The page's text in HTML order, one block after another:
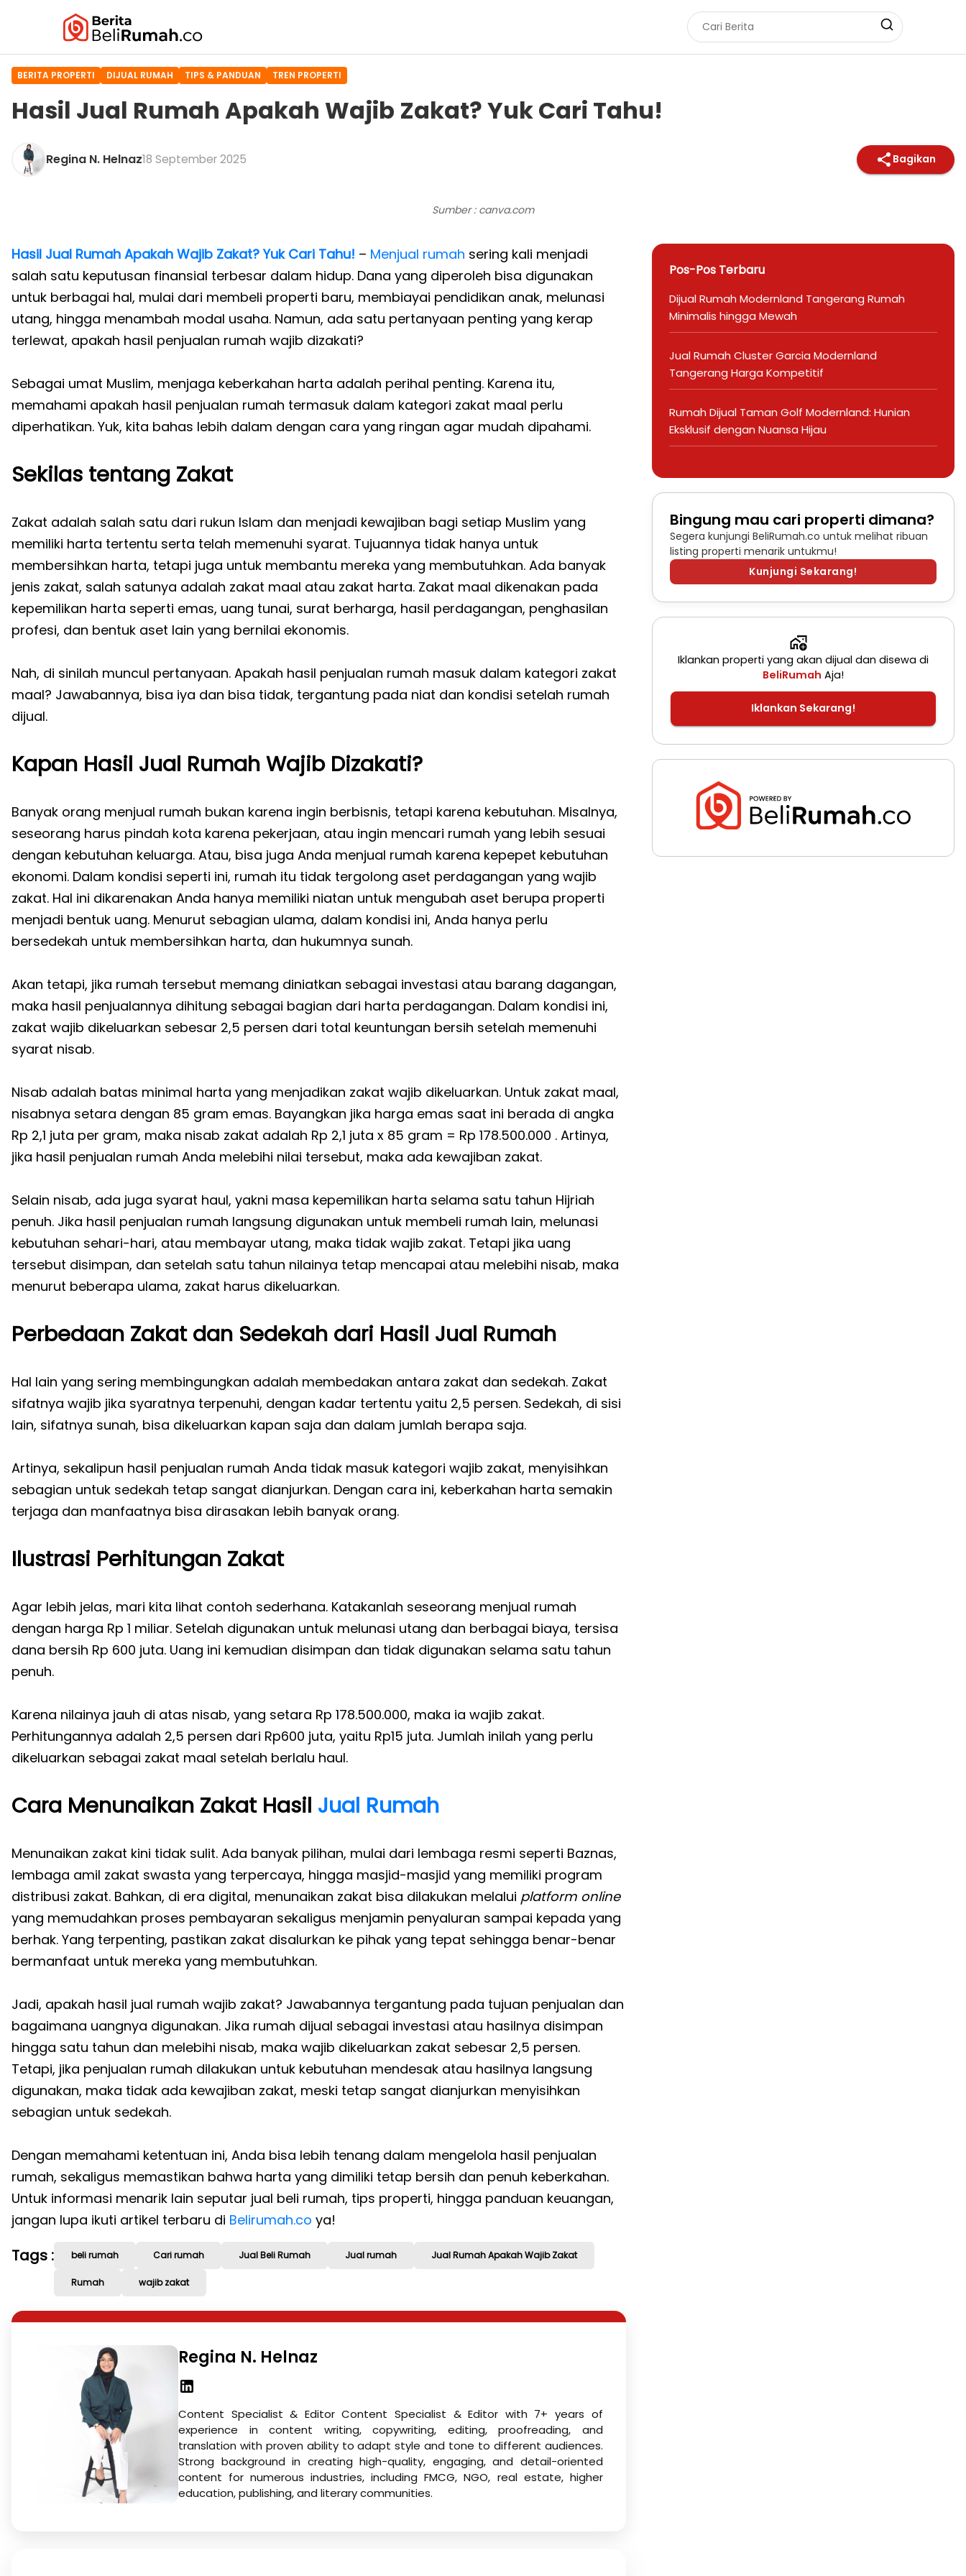
BERITA PROPERTI DIJUAL RUMAH TIPS & PANDUAN TREN PROPERTI
Hasil Jual Rumah Apakah Wajib Zakat? Yuk Cari Tahu!
Regina N. Helnaz18 September 2025 Bagikan
Sumber : canva.com
Hasil Jual Rumah Apakah Wajib Zakat? Yuk Cari Tahu! – Menjual rumah sering kali menjadi
salah satu keputusan finansial terbesar dalam hidup. Dana yang diperoleh bisa digunakan
untuk berbagai hal, mulai dari membeli properti baru, membiayai pendidikan anak, melunasi
utang, hingga menambah modal usaha. Namun, ada satu pertanyaan penting yang kerap
terlewat, apakah hasil penjualan rumah wajib dizakati?
Sebagai umat Muslim, menjaga keberkahan harta adalah perihal penting. Karena itu,
memahami apakah hasil penjualan rumah termasuk dalam kategori zakat maal perlu
diperhatikan. Yuk, kita bahas lebih dalam dengan cara yang ringan agar mudah dipahami.
Sekilas tentang Zakat
Zakat adalah salah satu dari rukun Islam dan menjadi kewajiban bagi setiap Muslim yang
memiliki harta tertentu serta telah memenuhi syarat. Tujuannya tidak hanya untuk
membersihkan harta, tetapi juga untuk membantu mereka yang membutuhkan. Ada banyak
jenis zakat, salah satunya adalah zakat maal atau zakat harta. Zakat maal dikenakan pada
kepemilikan harta seperti emas, uang tunai, surat berharga, hasil perdagangan, penghasilan
profesi, dan bentuk aset lain yang bernilai ekonomis.
Nah, di sinilah muncul pertanyaan. Apakah hasil penjualan rumah masuk dalam kategori zakat
maal? Jawabannya, bisa iya dan bisa tidak, tergantung pada niat dan kondisi setelah rumah
dijual.
Kapan Hasil Jual Rumah Wajib Dizakati?
Banyak orang menjual rumah bukan karena ingin berbisnis, tetapi karena kebutuhan. Misalnya,
seseorang harus pindah kota karena pekerjaan, atau ingin mencari rumah yang lebih sesuai
dengan kebutuhan keluarga. Atau, bisa juga Anda menjual rumah karena kepepet kebutuhan
ekonomi. Dalam kondisi seperti ini, rumah itu tidak tergolong aset perdagangan yang wajib
zakat. Hal ini dikarenakan Anda hanya memiliki niatan untuk mengubah aset berupa properti
menjadi bentuk uang. Menurut sebagian ulama, dalam kondisi ini, Anda hanya perlu
bersedekah untuk membersihkan harta, dan hukumnya sunah.
Akan tetapi, jika rumah tersebut memang diniatkan sebagai investasi atau barang dagangan,
maka hasil penjualannya dihitung sebagai bagian dari harta perdagangan. Dalam kondisi ini,
zakat wajib dikeluarkan sebesar 2,5 persen dari total keuntungan bersih setelah memenuhi
syarat nisab.
Nisab adalah batas minimal harta yang menjadikan zakat wajib dikeluarkan. Untuk zakat maal,
nisabnya setara dengan 85 gram emas. Bayangkan jika harga emas saat ini berada di angka
Rp 2,1 juta per gram, maka nisab zakat adalah Rp 2,1 juta x 85 gram = Rp 178.500.000 . Artinya,
jika hasil penjualan rumah Anda melebihi nilai tersebut, maka ada kewajiban zakat.
Selain nisab, ada juga syarat haul, yakni masa kepemilikan harta selama satu tahun Hijriah
penuh. Jika hasil penjualan rumah langsung digunakan untuk membeli rumah lain, melunasi
kebutuhan sehari-hari, atau membayar utang, maka tidak wajib zakat. Tetapi jika uang
tersebut disimpan, dan setelah satu tahun nilainya tetap mencapai atau melebihi nisab, maka
menurut beberapa ulama, zakat harus dikeluarkan.
Perbedaan Zakat dan Sedekah dari Hasil Jual Rumah
Hal lain yang sering membingungkan adalah membedakan antara zakat dan sedekah. Zakat
sifatnya wajib jika syaratnya terpenuhi, dengan kadar tertentu yaitu 2,5 persen. Sedekah, di sisi
lain, sifatnya sunah, bisa dikeluarkan kapan saja dan dalam jumlah berapa saja.
Artinya, sekalipun hasil penjualan rumah Anda tidak masuk kategori wajib zakat, menyisihkan
sebagian untuk sedekah tetap sangat dianjurkan. Dengan cara ini, keberkahan harta semakin
terjaga dan manfaatnya bisa dirasakan lebih banyak orang.
Ilustrasi Perhitungan Zakat
Agar lebih jelas, mari kita lihat contoh sederhana. Katakanlah seseorang menjual rumah
dengan harga Rp 1 miliar. Setelah digunakan untuk melunasi utang dan berbagai biaya, tersisa
dana bersih Rp 600 juta. Uang ini kemudian disimpan dan tidak digunakan selama satu tahun
penuh.
Karena nilainya jauh di atas nisab, yang setara Rp 178.500.000, maka ia wajib zakat.
Perhitungannya adalah 2,5 persen dari Rp600 juta, yaitu Rp15 juta. Jumlah inilah yang perlu
dikeluarkan sebagai zakat maal setelah berlalu haul.
Cara Menunaikan Zakat Hasil Jual Rumah
Menunaikan zakat kini tidak sulit. Ada banyak pilihan, mulai dari lembaga resmi seperti Baznas,
lembaga amil zakat swasta yang terpercaya, hingga masjid-masjid yang memiliki program
distribusi zakat. Bahkan, di era digital, menunaikan zakat bisa dilakukan melalui platform online
yang memudahkan proses pembayaran sekaligus menjamin penyaluran sampai kepada yang
berhak. Yang terpenting, pastikan zakat disalurkan ke pihak yang tepat sehingga benar-benar
bermanfaat untuk mereka yang membutuhkan.
Jadi, apakah hasil jual rumah wajib zakat? Jawabannya tergantung pada tujuan penjualan dan
bagaimana uangnya digunakan. Jika rumah dijual sebagai investasi atau hasilnya disimpan
hingga satu tahun dan melebihi nisab, maka wajib dikeluarkan zakat sebesar 2,5 persen.
Tetapi, jika penjualan rumah dilakukan untuk kebutuhan mendesak atau hasilnya langsung
digunakan, maka tidak ada kewajiban zakat, meski tetap sangat dianjurkan menyisihkan
sebagian untuk sedekah.
Dengan memahami ketentuan ini, Anda bisa lebih tenang dalam mengelola hasil penjualan
rumah, sekaligus memastikan bahwa harta yang dimiliki tetap bersih dan penuh keberkahan.
Untuk informasi menarik lain seputar jual beli rumah, tips properti, hingga panduan keuangan,
jangan lupa ikuti artikel terbaru di Belirumah.co ya!
Tags : beli rumah Cari rumah Jual Beli Rumah Jual rumah Jual Rumah Apakah Wajib Zakat
Rumah wajib zakat
Regina N. Helnaz
Content Specialist & Editor Content Specialist & Editor with 7+ years of
experience in content writing, copywriting, editing, proofreading, and
translation with proven ability to adapt style and tone to different audiences.
Strong background in creating high-quality, engaging, and detail-oriented
content for numerous industries, including FMCG, NGO, real estate, higher
education, publishing, and literary communities.
Pos-Pos Terbaru
Dijual Rumah Modernland Tangerang Rumah
Minimalis hingga Mewah
Jual Rumah Cluster Garcia Modernland
Tangerang Harga Kompetitif
Rumah Dijual Taman Golf Modernland: Hunian
Eksklusif dengan Nuansa Hijau
Bingung mau cari properti dimana?
Segera kunjungi BeliRumah.co untuk melihat ribuan
listing properti menarik untukmu!
Kunjungi Sekarang!
Iklankan properti yang akan dijual dan disewa di
BeliRumah Aja!
Iklankan Sekarang!